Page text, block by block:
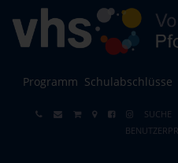
Programm Schulabschlüsse
SUCHE